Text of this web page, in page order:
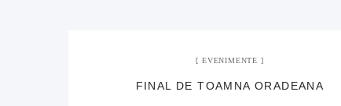
EVENIMENTE
FINAL DE TOAMNA ORADEANA